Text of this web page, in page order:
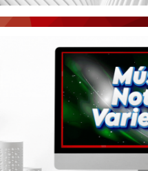
AGÊNCIA DE NOTÍCIAS
CNN BRASIL
PORTAL CEARÁ
ÚLTIMAS POSTAGENS